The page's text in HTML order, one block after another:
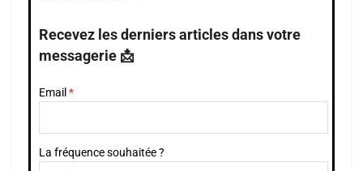
Recevez les derniers articles dans votre
messagerie 📩
Email
La fréquence souhaitée ?